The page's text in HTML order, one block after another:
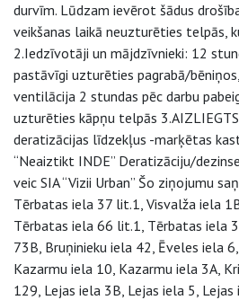
durvīm. Lūdzam ievērot šādus
veikšanas laikā neuzturēties telpās,
2.Iedzīvotāji un mājdzīvnieki: 12
pastāvīgi uzturēties pagrabā/
ventilācija 2 stundas pēc darbu
uzturēties kāpņu telpās
deratizācijas līdzekļus -marķētas
“Neaiztikt INDE” Deratizāciju/
veic SIA “Vizii Urban” Šo ziņojumu
Tērbatas iela 37 lit.1, Visvalža iela
Tērbatas iela 66 lit.1, Tērbatas iela
73B, Bruņinieku iela 42, Ēveles iela
Kazarmu iela 10, Kazarmu iela 3A,
129, Lejas iela 3B, Lejas iela 5,